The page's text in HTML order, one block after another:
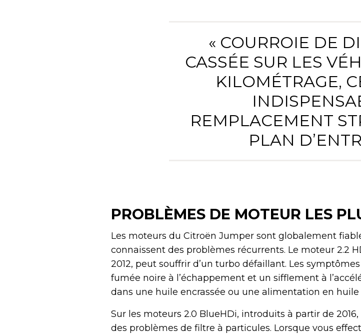
« COURROIE DE
CASSÉE SUR LES
KILOMÉTRAGE,
REMPLACEMENT
PLAN
PROBLÈMES DE MOTEUR LES
Les moteurs du Citroën Jumper sont globalement
connaissent des problèmes récurrents. Le moteur 2.2
2012, peut souffrir d’un turbo défaillant. Les
fumée noire à l’échappement et un sifflement à
dans une huile encrassée ou une alimentation en
Sur les moteurs 2.0 BlueHDi, introduits à partir de
des problèmes de filtre à particules. Lorsque vous